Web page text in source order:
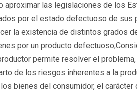
aproximar las legislaciones de los
por el estado defectuoso de
la existencia de distintos grados
por un producto
permite resolver el
de los riesgos inherentes a la
bienes del consumidor, el